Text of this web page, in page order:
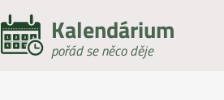
Kalendárium
pořád se něco děje